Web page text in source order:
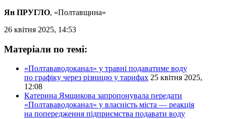
Ян ПРУГЛО, «Полтавщина»
26 квітня 2025, 14:53
Матеріали по темі:
«Полтававодоканал» у травні подаватиме воду
по графіку через різницю у тарифах 25 квітня 2025,
12:08
Катерина Ямщикова запропонувала передати
«Полтававодоканал» у власність міста — реакція
на попередження підприємства подавати воду